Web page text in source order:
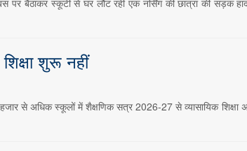
शुरू नहीं
से अधिक स्कूलों में शैक्षणिक सत्र 2026-27 से व्यासायिक शिक्षा